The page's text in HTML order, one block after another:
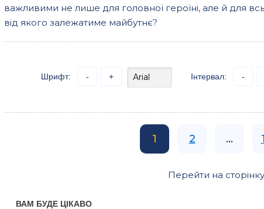
важливими не лише для головної героїні, але й для
від якого залежатиме майбутнє?
Шрифт: - + Інтервал: -
1 2 ...
Перейти на